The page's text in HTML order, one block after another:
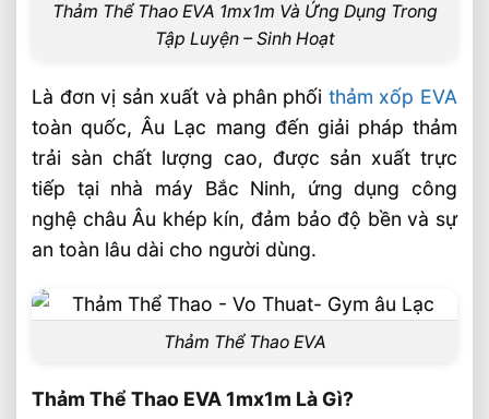
🏭 Sản xuất và phân phối toàn quốc
🎯 Liên hệ mua hàng
Bài Viết Liên Quan
Xốp EVA Chống Va Đập Bảo Vệ Hàng Hóa
Khi Vận Chuyển
Xốp EVA Cách Nhiệt Cho Nhà Xưởng Hiệu
Quả Bền Bỉ An Toàn
Dụng Lót Sàn Và Cách Âm
Thảm Thể Thao EVA 1mx1m Chịu Lực Cao
Sản Xuất Thảm Thể Thao EVA Theo Kích
Thảm Thể Thao EVA 1mx1m Và Ứng Dụng Trong
Tập Luyện – Sinh Hoạt
Là đơn vị sản xuất và phân phối thảm xốp EVA
toàn quốc, Âu Lạc mang đến giải pháp thảm
trải sàn chất lượng cao, được sản xuất trực
tiếp tại nhà máy Bắc Ninh, ứng dụng công
nghệ châu Âu khép kín, đảm bảo độ bền và sự
an toàn lâu dài cho người dùng.
Thảm Thể Thao EVA
Thảm Thể Thao EVA 1mx1m Là Gì?